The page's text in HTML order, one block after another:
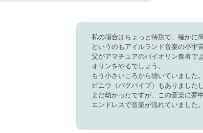
私の場合はちょっと特別で、確かに
というのもアイルランド音楽の小宇
父がアマチュアのバイオリン奏者で
オリンをやるでしょう。
もう小さいころから聴いていました。
ビニウ（バグパイプ）もありましたし
まだ幼かったですが、この音楽に夢
エンドレスで音楽が流れていました。